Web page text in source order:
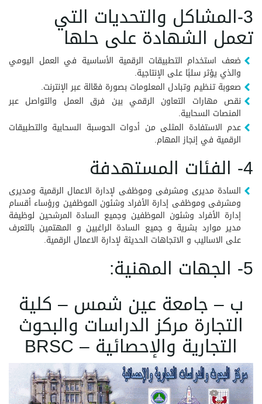
3-المشاكل والتحديات التي
تعمل الشهادة على حلها
ضعف استخدام التطبيقات الرقمية الأساسية في العمل اليومي
والذي يؤثر سلبًا على الإنتاجية.
صعوبة تنظيم وتبادل المعلومات بصورة فعّالة عبر الإنترنت.
نقص مهارات التعاون الرقمي بين فرق العمل والتواصل عبر
المنصات السحابية.
عدم الاستفادة المثلى من أدوات الحوسبة السحابية والتطبيقات
الرقمية في إنجاز المهام.
4- الفئات المستهدفة
السادة مديرى ومشرفى وموظفى لإدارة الاعمال الرقمية ومديرى
ومشرفى وموظفى إدارة الأفراد وشئون الموظفين ورؤساء أقسام
إدارة الأفراد وشئون الموظفين وجميع السادة المرشحين لوظيفة
مدير موارد بشرية و جميع السادة الراغبين و المهتمين بالتعرف
على الاساليب و الاتجاهات الحديثة لإدارة الاعمال الرقمية.
5- الجهات المهنية:
ب – جامعة عين شمس – كلية
التجارة مركز الدراسات والبحوث
التجارية والإحصائية – BRSC